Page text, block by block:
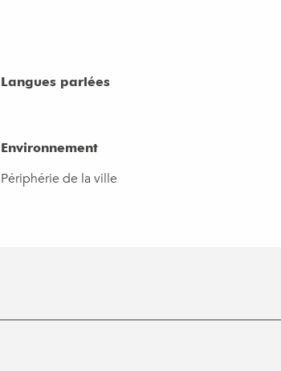
Langues parlées
Langues parlées
Environnement
Environnement
Périphérie de la ville